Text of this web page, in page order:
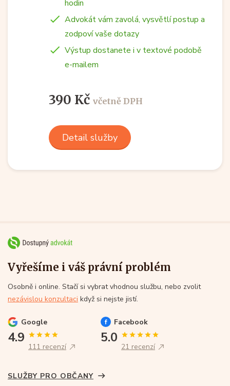
hodin
Advokát vám zavolá, vysvětlí postup a
zodpoví vaše dotazy
Výstup dostanete i v textové podobě
e-mailem
390 Kč včetně DPH
Detail služby
Vyřešíme i váš právní problém
Osobně i online. Stačí si vybrat vhodnou službu, nebo zvolit
nezávislou konzultaci když si nejste jistí.
Google
4.9
111 recenzí
Facebook
5.0
21 recenzí
SLUŽBY PRO OBČANY